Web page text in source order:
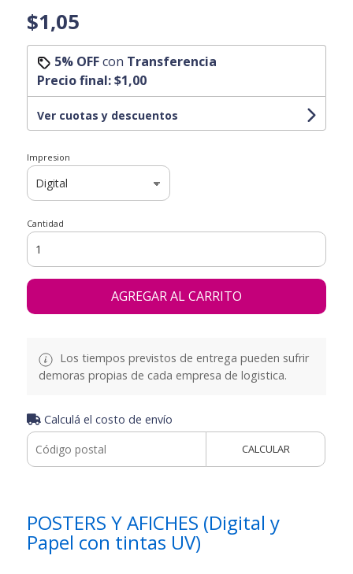
$1,05
5% OFFcon Transferencia
Precio final:$1,00
Ver cuotas y descuentos
Impresion
Cantidad
AGREGAR AL CARRITO
Los tiempos previstos de entrega pueden sufrir
demoras propias de cada empresa de logistica.
Calculá el costo de envío
CALCULAR
POSTERS Y AFICHES (Digital y
Papel con tintas UV)